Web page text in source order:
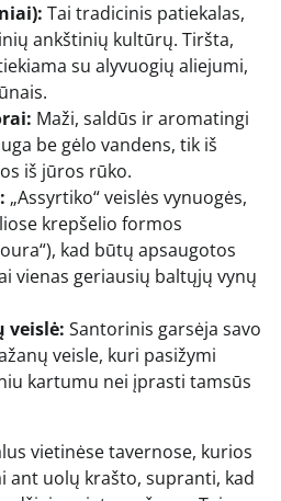
Tai tradicinis patiekalas,
ankštinių kultūrų. Tiršta,
su alyvuogių aliejumi,
Maži, saldūs ir aromatingi
be gėlo vandens, tik iš
iš jūros rūko.
„Assyrtiko“ veislės vynuogės,
krepšelio formos
kad būtų apsaugotos
vienas geriausių baltųjų vynų
veislė: Santorinis garsėja savo
veisle, kuri pasižymi
kartumu nei įprasti tamsūs
vietinėse tavernose, kurios
ant uolų krašto, supranti, kad